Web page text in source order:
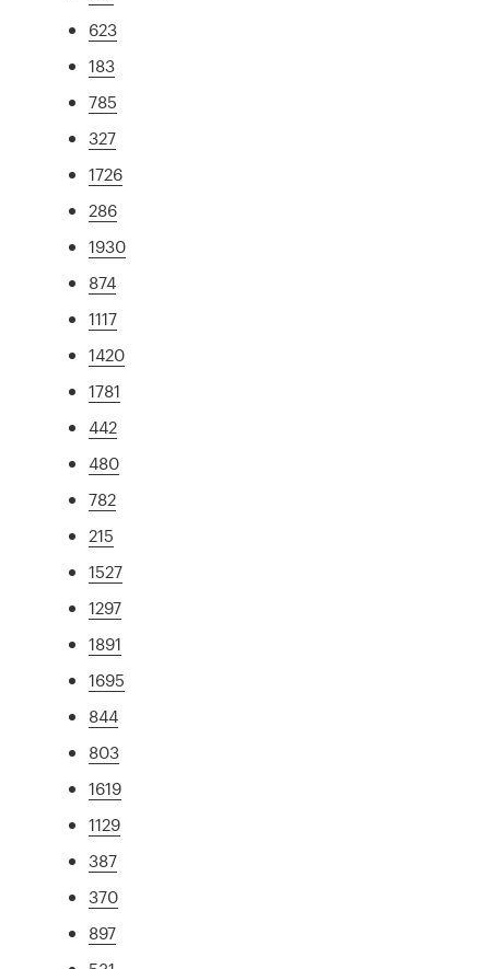
623
183
785
327
1726
286
1930
874
1117
1420
1781
442
480
782
215
1527
1297
1891
1695
844
803
1619
1129
387
370
897